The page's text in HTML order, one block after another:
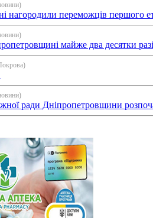
нагородили переможців першого
майже два десятки
ради Дніпропетровщини